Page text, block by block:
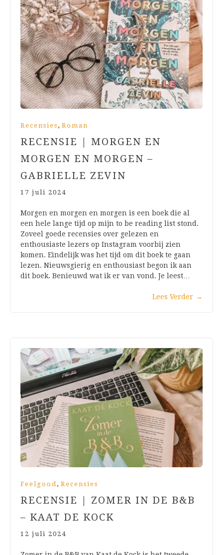
Recensies , Roman
RECENSIE | MORGEN EN
MORGEN EN MORGEN –
GABRIELLE ZEVIN
17 juli 2024
Morgen en morgen en morgen is een boek die al
een hele lange tijd op mijn to be reading list stond.
Zoveel goede recensies over gelezen en
enthousiaste lezers op Instagram voorbij zien
komen. Eindelijk was het tijd om dit boek te gaan
lezen. Nieuwsgierig en enthousiast begon ik aan
dit boek. Benieuwd wat ik er van vond. Je leest…
Lees Verder →
Feelgood , Recensies
RECENSIE | ZOMER IN DE B&B
– KAAT DE KOCK
12 juli 2024